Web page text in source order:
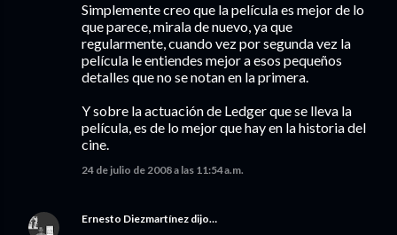
Simplemente creo que la película es mejor de lo
que parece, mirala de nuevo, ya que
regularmente, cuando vez por segunda vez la
película le entiendes mejor a esos pequeños
detalles que no se notan en la primera.
Y sobre la actuación de Ledger que se lleva la
película, es de lo mejor que hay en la historia del
cine.
24 de julio de 2008 a las 11:54 a.m.
Ernesto Diezmartínez dijo…